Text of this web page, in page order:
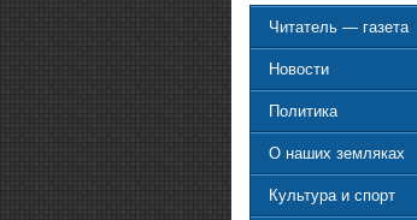
Читатель — газета
Новости
Политика
О наших земляках
Культура и спорт